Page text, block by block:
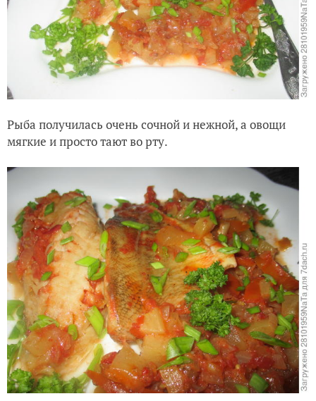
Рыба получилась очень сочной и нежной, а овощи
мягкие и просто тают во рту.